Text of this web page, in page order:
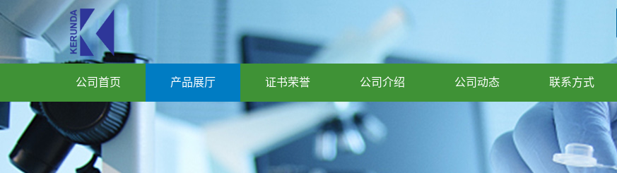
公司首页 产品展厅 证书荣誉 公司介绍 公司动态 联系方式